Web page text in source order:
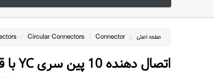
صفحه اصلی /
Connector
/
Circular Connectors
/
اتصال دهنده 10 پین سری YC با قطر 12 میلیمتر